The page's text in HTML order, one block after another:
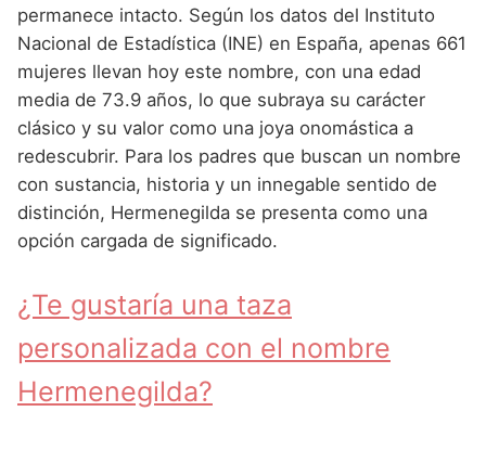
Nombres de Niña que empiezan por I
Nombres de Niña que empiezan por J
Nombres de Niña que empiezan por K
Nombres de Niña que empiezan por L
Nombres de Niña que empiezan por M
Nombres de Niña que empiezan por N
Nombres de Niña que empiezan por P
Nombres de Niña que empiezan por Q
Nombres de Niña que empiezan por R
Nombres de Niña Italianos
Nombres de Niña Japoneses
Nombres de Niña Judios
Nombres de Niña Marroquies
Nombres de Niña Portugueses
Nombres de Niña Rumanos
Nombres de Niña Suecos
Nombres de Niña Cantabros
Nombres de Niña Castellanos
Nombres de Niña Catalanes
Nombres de Niña Extremeños
Nombres de Niña Gallegos
Nombres de Niña Madrileños
Nombres de Niña Navarros
Nombres de Niña Riojanos
Nombres de Niña Valencianos
permanece intacto. Según los datos del Instituto
Nacional de Estadística (INE) en España, apenas 661
mujeres llevan hoy este nombre, con una edad
media de 73.9 años, lo que subraya su carácter
clásico y su valor como una joya onomástica a
redescubrir. Para los padres que buscan un nombre
con sustancia, historia y un innegable sentido de
distinción, Hermenegilda se presenta como una
opción cargada de significado.
¿Te gustaría una taza
personalizada con el nombre
Hermenegilda?